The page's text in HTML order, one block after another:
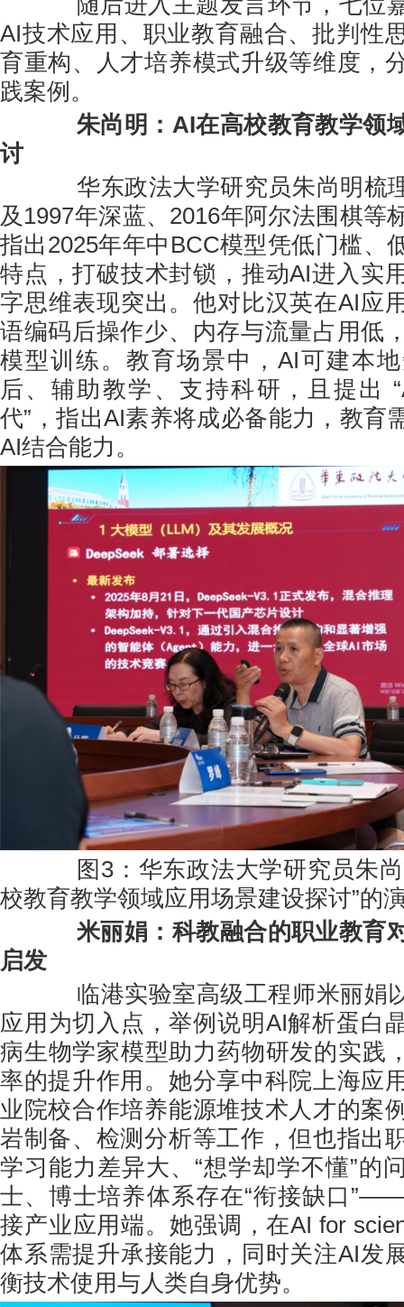
AI技术应用、职业教育融合、批判性
育重构、人才培养模式升级等维度，
践案例。
朱尚明：AI在高校教育教学领
讨
华东政法大学研究员朱尚明梳
及1997年深蓝、2016年阿尔法围棋等
指出2025年年中BCC模型凭低门槛、
特点，打破技术封锁，推动AI进入实
字思维表现突出。他对比汉英在AI应
语编码后操作少、内存与流量占用低
模型训练。教育场景中，AI可建本
后、辅助教学、支持科研，且提出
代”，指出AI素养将成必备能力，教育
AI结合能力。
图3：华东政法大学研究员朱尚
校教育教学领域应用场景建设探讨”的
米丽娟：科教融合的职业教育
启发
临港实验室高级工程师米丽娟
应用为切入点，举例说明AI解析蛋白
病生物学家模型助力药物研发的实践
率的提升作用。她分享中科院上海应
业院校合作培养能源堆技术人才的案
岩制备、检测分析等工作，但也指出
学习能力差异大、“想学却学不懂”的
士、博士培养体系存在“衔接缺口
接产业应用端。她强调，在AI for
体系需提升承接能力，同时关注AI发
衡技术使用与人类自身优势。